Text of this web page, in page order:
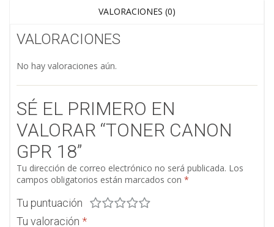
VALORACIONES (0)
VALORACIONES
No hay valoraciones aún.
SÉ EL PRIMERO EN
VALORAR “TONER CANON
GPR 18”
Tu dirección de correo electrónico no será publicada. Los
campos obligatorios están marcados con *
Tu puntuación
Tu valoración *